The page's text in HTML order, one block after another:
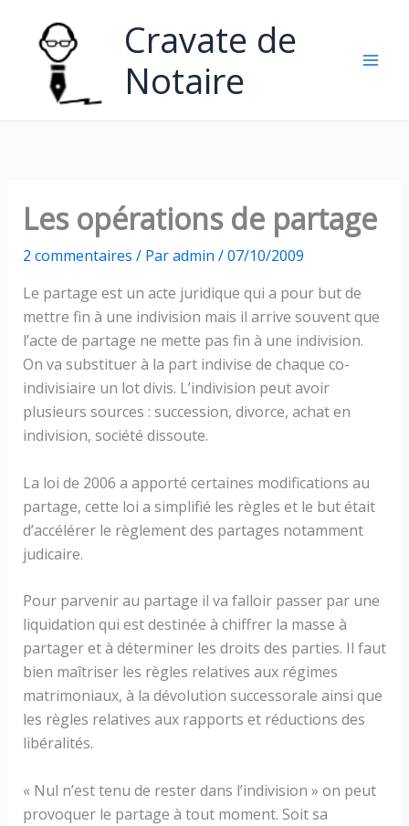
contenu
Cravate de
Notaire
Les opérations de partage
2 commentaires / Paradmin /07/10/2009
Le partage est un acte juridique qui a pour but de
mettre fin à une indivision mais il arrive souvent que
l’acte de partage ne mette pas fin à une indivision.
On va substituer à la part indivise de chaque co-
indivisiaire un lot divis. L’indivision peut avoir
plusieurs sources : succession, divorce, achat en
indivision, société dissoute.
La loi de 2006 a apporté certaines modifications au
partage, cette loi a simplifié les règles et le but était
d’accélérer le règlement des partages notamment
judicaire.
Pour parvenir au partage il va falloir passer par une
liquidation qui est destinée à chiffrer la masse à
partager et à déterminer les droits des parties. Il faut
bien maîtriser les règles relatives aux régimes
matrimoniaux, à la dévolution successorale ainsi que
les règles relatives aux rapports et réductions des
libéralités.
« Nul n’est tenu de rester dans l’indivision » on peut
provoquer le partage à tout moment. Soit sa